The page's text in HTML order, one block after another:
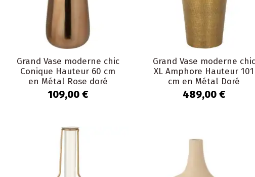
Grand Vase moderne chic
Conique Hauteur 60 cm
en Métal Rose doré
Aurum
109,00 €
Grand Vase moderne chic
XL Amphore Hauteur 101
cm en Métal Doré
Prestigo
489,00 €